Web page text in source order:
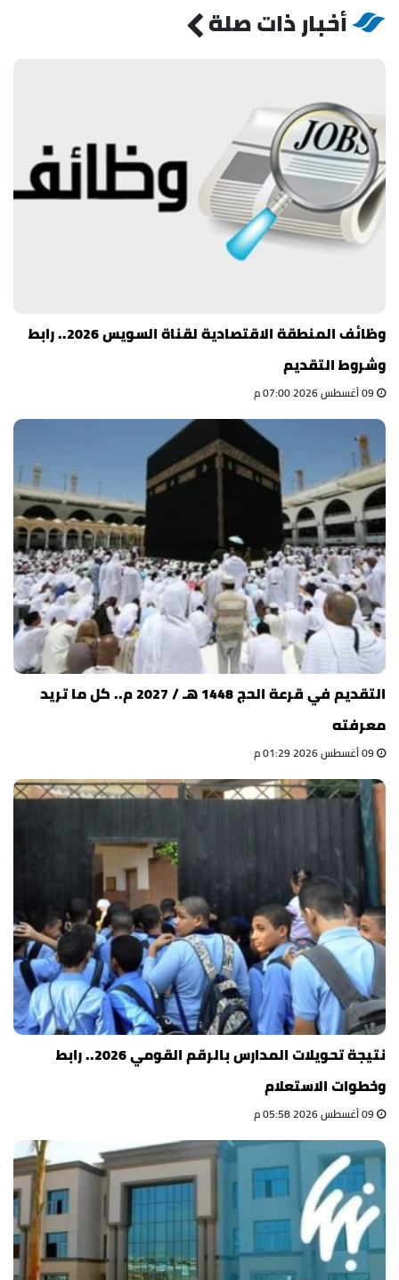
أخبار ذات صلة
وظائف المنطقة الاقتصادية لقناة السويس 2026.. رابط
وشروط التقديم
التقديم في قرعة الحج 1448 هـ / 2027 م.. كل ما تريد
معرفته
نتيجة تحويلات المدارس بالرقم القومي 2026.. رابط
وخطوات الاستعلام